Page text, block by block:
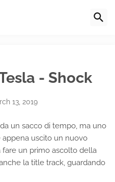
- Shock
13, 2019
da un sacco di tempo, ma uno
uscito un nuovo
fare un primo ascolto della
la title track, guardando